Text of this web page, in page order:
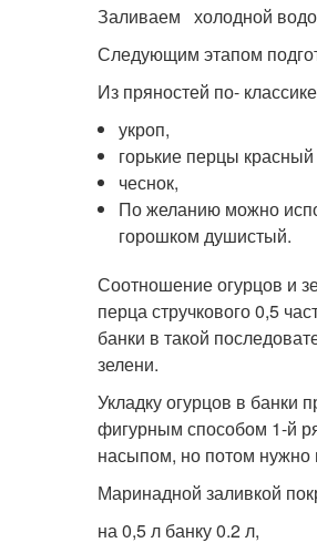
Заливаем холодной
Следующим этапом
Из пряностей по-
укроп,
горькие перцы
чеснок,
По желанию можно
горошком душистый.
Соотношение огурцов и
перца стручкового 0,5
банки в такой
зелени.
Укладку огурцов в
фигурным способом 1-й
насыпом, но потом нужно
Маринадной заливкой
на 0,5 л банку 0.2 л,